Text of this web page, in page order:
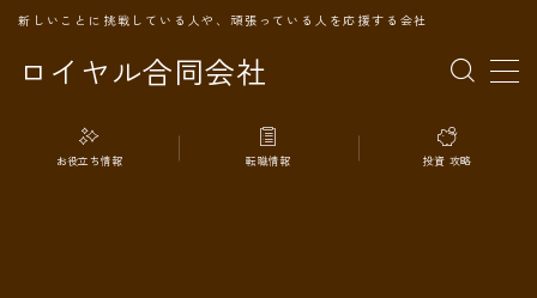
ロイヤル合同会社
新しいことに挑戦している人や、頑張っている人を応援する会社
MENU
TOPページ
お役立ち情報 転職情報 投資 攻略